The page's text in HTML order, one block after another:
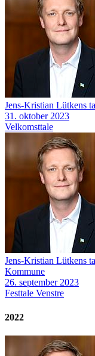
Jens-Kristian Lütkens
31. oktober 2023
Velkomsttale
Jens-Kristian Lütkens
Kommune
26. september 2023
Festtale Venstre
2022